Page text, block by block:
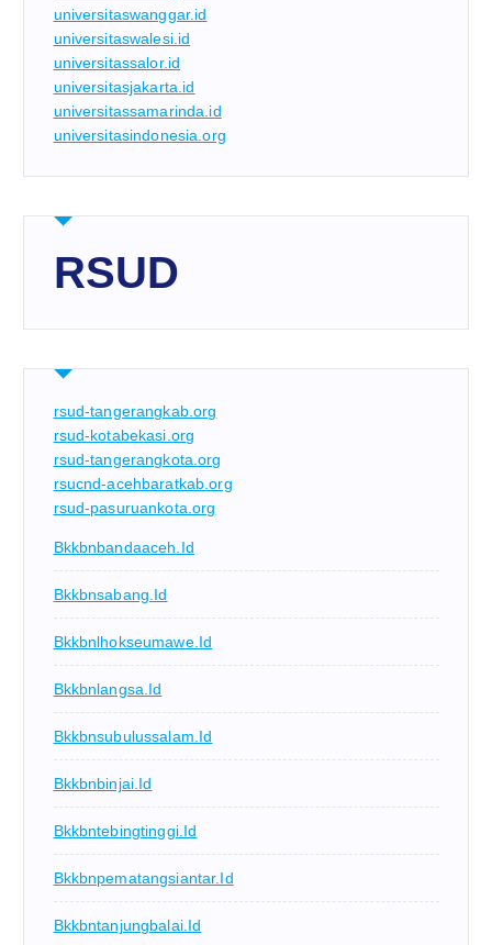
universitaswanggar.id
universitaswalesi.id
universitassalor.id
universitasjakarta.id
universitassamarinda.id
universitasindonesia.org
RSUD
rsud-tangerangkab.org
rsud-kotabekasi.org
rsud-tangerangkota.org
rsucnd-acehbaratkab.org
rsud-pasuruankota.org
Bkkbnbandaaceh.id
Bkkbnsabang.id
Bkkbnlhokseumawe.id
Bkkbnlangsa.id
Bkkbnsubulussalam.id
Bkkbnbinjai.id
Bkkbntebingtinggi.id
Bkkbnpematangsiantar.id
Bkkbntanjungbalai.id